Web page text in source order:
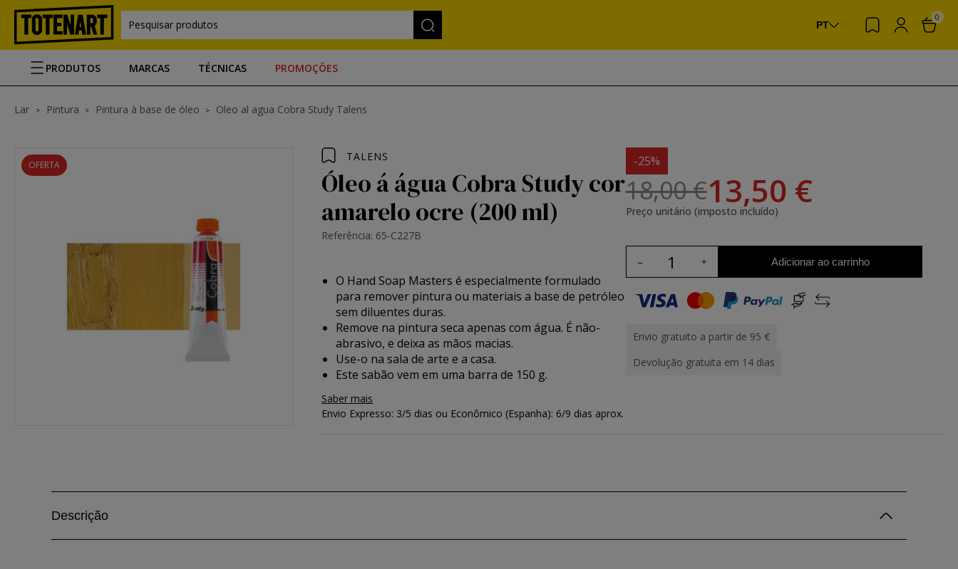
Pesquisar produtos PT
0
PRODUTOS MARCAS TÉCNICAS PROMOÇÕES
Lar Pintura Pintura à base de óleo Oleo al agua Cobra Study Talens
OFERTA
TALENS
Óleo á água Cobra Study cor
amarelo ocre (200 ml)
Referência: 65-C227B
O Hand Soap Masters é especialmente formulado
para remover pintura ou materiais a base de petróleo
sem diluentes duras.
Remove na pintura seca apenas com água. É não-
abrasivo, e deixa as mãos macias.
Use-o na sala de arte e a casa.
Este sabão vem em uma barra de 150 g.
Saber mais
-25%
18,00 €13,50 €
Preço unitário (imposto incluído)
Adicionar ao carrinho
Envio gratuito a partir de 95 €
Devolução gratuita em 14 dias
Envio Expresso: 3/5 dias ou Econômico (Espanha): 6/9 dias aprox.
Descrição